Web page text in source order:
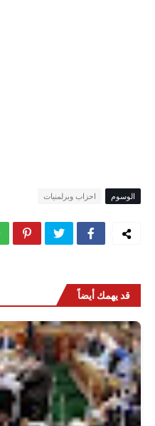
الوسوم احزاب وبرلمنيات
قد يهمك أيضاً